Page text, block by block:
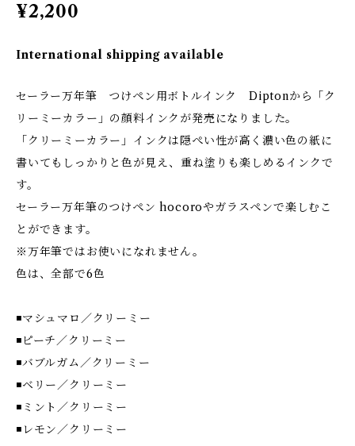
¥2,200
International shipping available
セーラー万年筆 つけペン用ボトルインク Diptonから「ク
リーミーカラー」の顔料インクが発売になりました。
「クリーミーカラー」インクは隠ぺい性が高く濃い色の紙に
書いてもしっかりと色が見え、重ね塗りも楽しめるインクで
す。
セーラー万年筆のつけペン hocoroやガラスペンで楽しむこ
とができます。
※万年筆ではお使いになれません。
色は、全部で6色
◾️マシュマロ／クリーミー
◾️ピーチ／クリーミー
◾️バブルガム／クリーミー
◾️ベリー／クリーミー
◾️ミント／クリーミー
◾️レモン／クリーミー